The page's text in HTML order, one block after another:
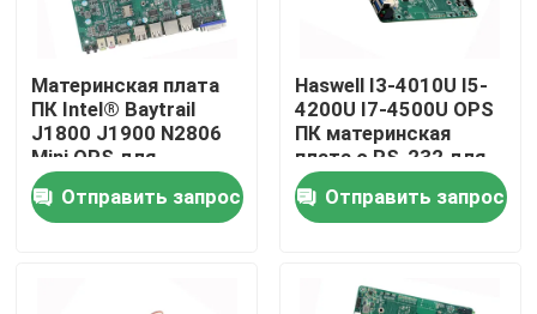
Главная страница
Продукция
О Компании
Материнская плата
ПК Intel® Baytrail
J1800 J1900 N2806
Mini OPS для
образовательной
машины DC12-19V
Отправить запрос
Haswell I3-4010U I5-
4200U I7-4500U OPS
ПК материнская
плата с RS-232 для
обучения доске
DC12-19V
Отправить запрос